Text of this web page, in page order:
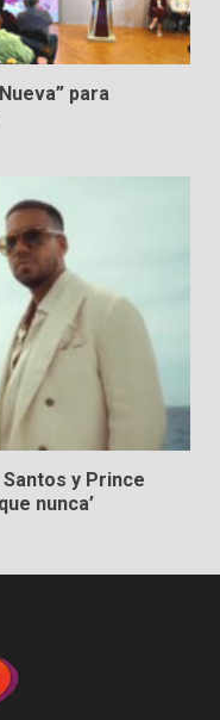
para
y Prince
nunca’